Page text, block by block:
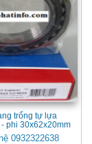
trống tự lựa
phi 30x62x20mm
hệ 0932322638